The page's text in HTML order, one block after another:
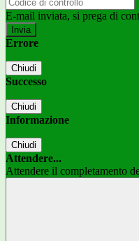
E-mail inviata, si prega di
Errore
Chiudi
Successo
Chiudi
Informazione
Chiudi
Attendere...
Attendere il completamento